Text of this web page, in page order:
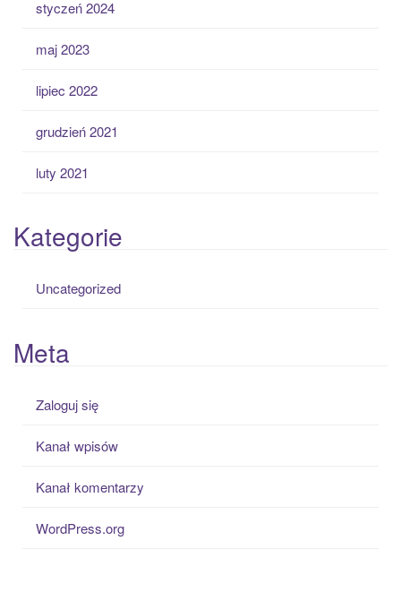
styczeń 2024
maj 2023
lipiec 2022
grudzień 2021
luty 2021
Kategorie
Uncategorized
Meta
Zaloguj się
Kanał wpisów
Kanał komentarzy
WordPress.org